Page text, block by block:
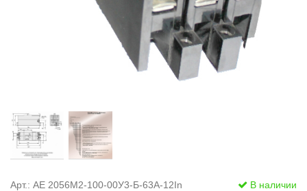
Штендеры
Щиты
диэлектрические
Арт.: АЕ 2056M2-100-00У3-Б-63А-12In В наличии